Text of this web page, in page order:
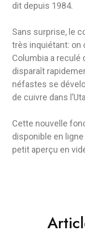
dit depuis 1984.
Sans surprise, le
très inquiétant: on
Columbia a reculé
disparaît
néfastes se
de cuivre dans
Cette nouvelle
disponible en
petit aperçu en